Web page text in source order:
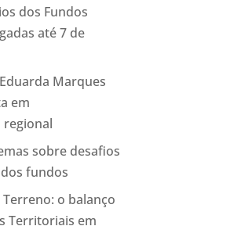
dos Fundos
até 7 de
Marques
em
regional
sobre desafios
fundos
o balanço
Territoriais em